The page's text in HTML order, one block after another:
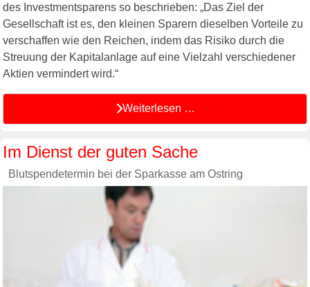
des Investmentsparens so beschrieben: „Das Ziel der
Gesellschaft ist es, den kleinen Sparern dieselben Vorteile zu
verschaffen wie den Reichen, indem das Risiko durch die
Streuung der Kapitalanlage auf eine Vielzahl verschiedener
Aktien vermindert wird.“
Weiterlesen …
Im Dienst der guten Sache
Blutspendetermin bei der Sparkasse am Ostring